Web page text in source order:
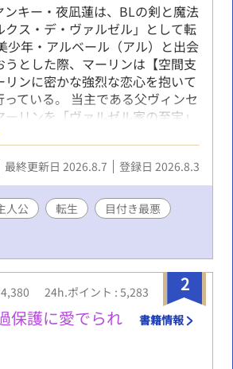
キー・夜凪蓮は、BLの剣と魔法
ス・デ・ヴァルゼル」として転
少年・アルベール（アル）と出会
とした際、マーリンは【空間支
ンに密かな強烈な恋心を抱いて
ている。 当主である父ヴィンセ
リンを「ヴァルゼル家の至宝」
しかし、中身がビビりな小心者
々怯え、憂鬱を感じていた。 歴
の名前からミドルネーム「ルク
るという壮大な勘違いをしたマ
せるが、アルに鎮められる。翌
で寝込み、母への想いを巡らせ
最終更新日 2026.8.7 登録日 2026.8.3
人公 転生
目付き最悪
2
24h.ポイント : 5,283
保護に愛でられ 書籍情報